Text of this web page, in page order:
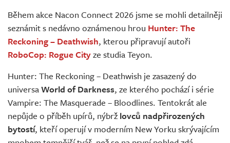
Živě
Během akce Nacon Connect 2026 jsme se mohli detailněji
seznámit s nedávno oznámenou hrou Hunter: The
Reckoning – Deathwish, kterou připravují autoři
RoboCop: Rogue Cityze studia Teyon.
Hunter: The Reckoning – Deathwish je zasazený do
universaWorld of Darkness, ze kterého pochází i série
Vampire: The Masquerade – Bloodlines. Tentokrát ale
nepůjde o příběh upírů, nýbrž lovců nadpřirozených
bytostí, kteří operují v moderním New Yorku skrývajícím